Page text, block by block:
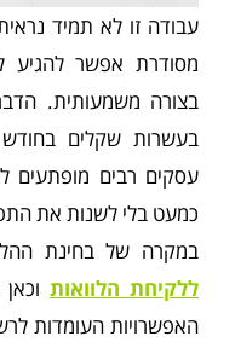
עבודה זו לא תמיד
מסודרת אפשר להגיע
בצורה משמעותית.
בעשרות שקלים
עסקים רבים מופתעים
כמעט בלי לשנות את
במקרה של בחינת
ללקיחת הלוואות
האפשרויות העומדות